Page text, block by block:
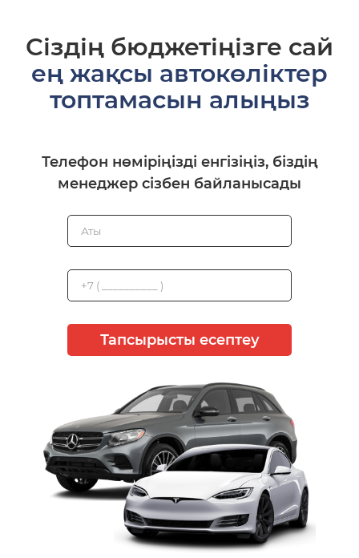
Сіздің бюджетіңізге сай
ең жақсы автокөліктер
топтамасын алыңыз
Телефон нөміріңізді енгізіңіз, біздің
менеджер сізбен байланысады
Тапсырысты есептеу